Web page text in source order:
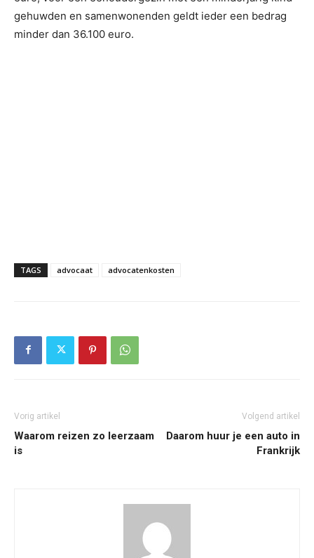
gehuwden en samenwonenden geldt ieder een bedrag
minder dan 36.100 euro.
TAGS advocaat advocatenkosten
Vorig artikel
Waarom reizen zo leerzaam
is
Volgend artikel
Daarom huur je een auto in
Frankrijk